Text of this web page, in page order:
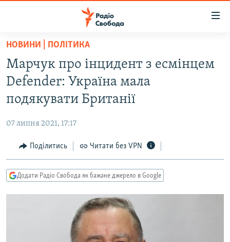
Перейти
основного
матеріалу
до
основної
Перейти
до
пошуку
ВСЕ ЗА ДОБУ
СУСПІЛЬСТВО
РОСІЙСЬКА «ФІЛЬТРАЦІЯ»
ДОНБАС.РЕАЛІЇ
ТИ ЯК?
КИТАЙ.ВИКЛИКИ
НОВИНИ | ПОЛІТИКА
Марчук про інцидент з есмінцем
Defender: Україна мала
подякувати Британії
07 липня 2021, 17:17
Поділитись Читати без VPN
Додати Радіо Свобода як бажане джерело в Google